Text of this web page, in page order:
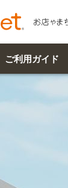
ご利用ガイド